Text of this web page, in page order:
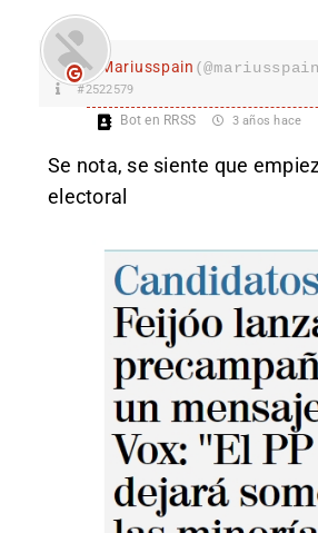
Mariusspain
#2522579
Bot en RRSS 3 años hace
Se nota, se siente que
electoral